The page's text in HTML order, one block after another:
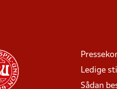
Ledige
Sådan